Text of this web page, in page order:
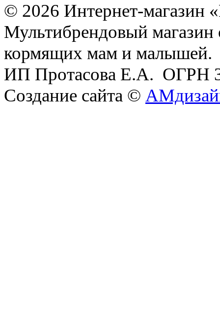
© 2026 Интернет-магазин
Мультибрендовый
кормящих мам и малышей.
ИП Протасова Е.А. ОГРН
Создание сайта ©